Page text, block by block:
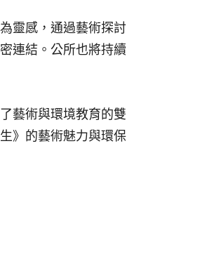
靈感，通過藝術探討
連結。公所也將持續
藝術與環境教育的雙
》的藝術魅力與環保